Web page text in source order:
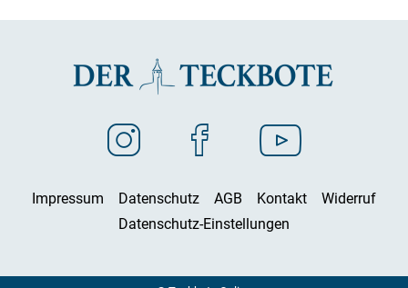
Impressum Datenschutz AGB Kontakt
Widerruf
Datenschutz-Einstellungen